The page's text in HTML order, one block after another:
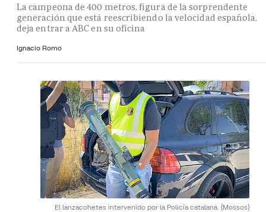
La campeona de 400 metros, figura de la sorprendente
generación que está reescribiendo la velocidad española,
deja entrar a ABC en su oficina
Ignacio Romo
El lanzacohetes intervenido por la Policía catalana. (Mossos)